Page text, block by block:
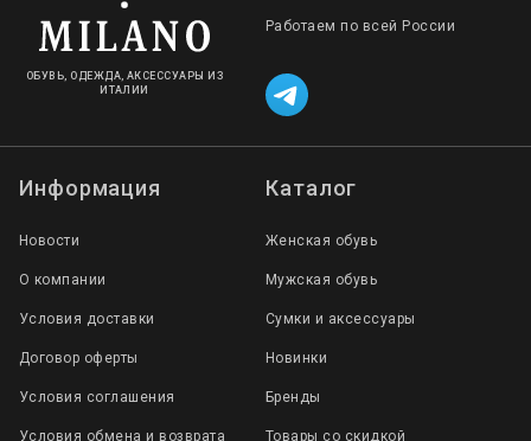
ОБУВЬ, ОДЕЖДА, АКСЕССУАРЫ ИЗ
ИТАЛИИ
Работаем по всей России
Информация
Новости
О компании
Условия доставки
Договор оферты
Условия соглашения
Условия обмена и возврата
Каталог
Женская обувь
Мужская обувь
Сумки и аксессуары
Новинки
Бренды
Товары со скидкой